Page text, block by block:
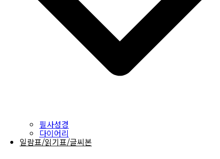
필사성경
다이어리
일람표/읽기표/글씨본